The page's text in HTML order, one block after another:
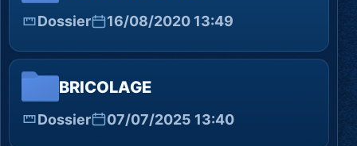
Dossier 16/08/2020 13:49
BRICOLAGE
Dossier 07/07/2025 13:40